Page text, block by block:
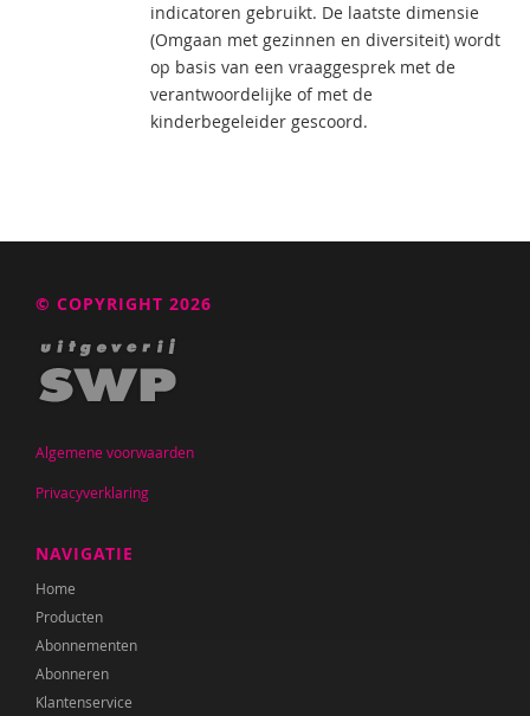
indicatoren gebruikt. De laatste dimensie
(Omgaan met gezinnen en diversiteit) wordt
op basis van een vraaggesprek met de
verantwoordelijke of met de
kinderbegeleider gescoord.
© COPYRIGHT 2026
Algemene voorwaarden
Privacyverklaring
NAVIGATIE
Home
Producten
Abonnementen
Abonneren
Klantenservice